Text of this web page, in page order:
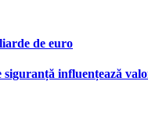
de euro
influențează